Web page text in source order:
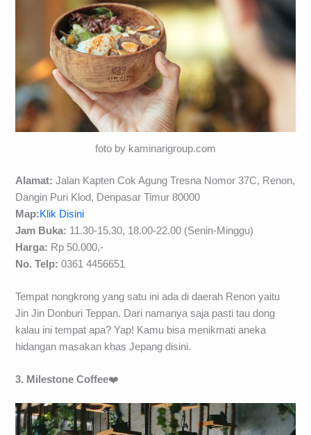
foto by kaminarigroup.com
Alamat: Jalan Kapten Cok Agung Tresna Nomor 37C, Renon,
Dangin Puri Klod, Denpasar Timur 80000
Map:Klik Disini
Jam Buka: 11.30-15.30, 18.00-22.00 (Senin-Minggu)
Harga: Rp 50.000,-
No. Telp: 0361 4456651
Tempat nongkrong yang satu ini ada di daerah Renon yaitu
Jin Jin Donburi Teppan. Dari namanya saja pasti tau dong
kalau ini tempat apa? Yap! Kamu bisa menikmati aneka
hidangan masakan khas Jepang disini.
3. Milestone Coffee❤️